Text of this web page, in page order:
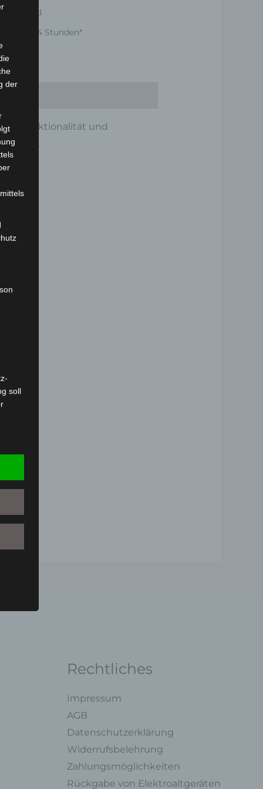
Versand
24 Stunden*
Funktionalität und
VS1 .
Rechtliches
Impressum
AGB
Datenschutzerklärung
Widerrufsbelehrung
Zahlungsmöglichkeiten
Rückgabe von Elektroaltgeräten
der
soll
mit